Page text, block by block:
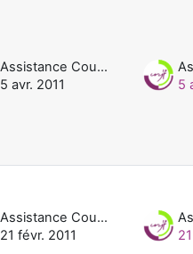
Assistance Cours UNJF
5 avr. 2011
5
Assistance Cours UNJF
21 févr. 2011